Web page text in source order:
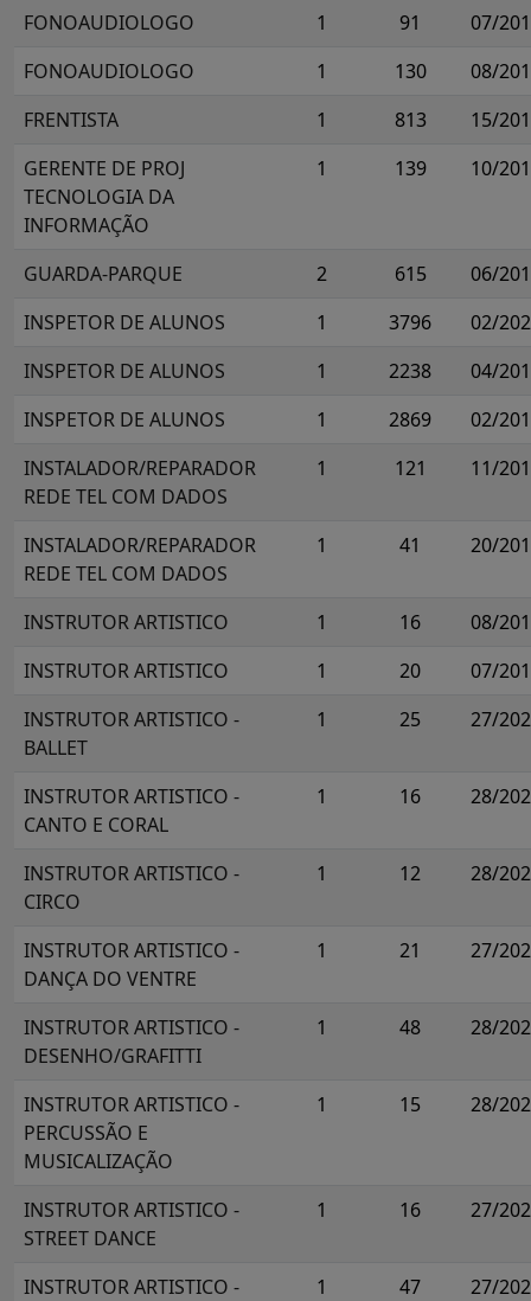
FONOAUDIOLOGO
1 91
07/
FONOAUDIOLOGO
1 130
08/
FRENTISTA
1 813
15/
GERENTE DE PROJ
TECNOLOGIA DA
INFORMAÇÃO
1 139 10/
GUARDA-PARQUE 2 615
06/
INSPETOR DE ALUNOS
1 3796
02/
INSPETOR DE ALUNOS
1 2238
04/
INSPETOR DE ALUNOS
1 2869
02/
INSTALADOR/REPARADOR
REDE TEL COM DADOS
1 121 11/
INSTALADOR/REPARADOR
REDE TEL COM DADOS
1 41 20/
INSTRUTOR ARTISTICO 1 16
08/
INSTRUTOR ARTISTICO
1 20
07/
INSTRUTOR ARTISTICO -
BALLET
1 25 27/
INSTRUTOR ARTISTICO -
CANTO E CORAL
1 16 28/
INSTRUTOR ARTISTICO -
CIRCO
1 12 28/
INSTRUTOR ARTISTICO -
DANÇA DO VENTRE
1 21 27/
INSTRUTOR ARTISTICO -
DESENHO/GRAFITTI
1 48 28/
INSTRUTOR ARTISTICO -
PERCUSSÃO E
MUSICALIZAÇÃO
1 15 28/
INSTRUTOR ARTISTICO -
STREET DANCE
1 16 27/
INSTRUTOR ARTISTICO -
1 47 27/